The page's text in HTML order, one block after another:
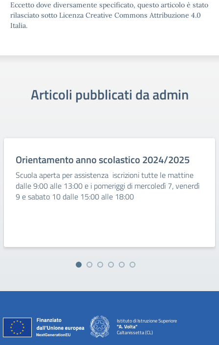
Eccetto dove diversamente specificato, questo articolo è stato
rilasciato sotto Licenza Creative Commons Attribuzione 4.0
Italia.
Articoli pubblicati da admin
Orientamento anno scolastico 2024/2025
Scuola aperta per assistenza iscrizioni tutte le mattine
dalle 9:00 alle 13:00 e i pomeriggi di mercoledì 7, venerdì
9 e sabato 10 dalle 15:00 alle 18:00
Istituto di Istruzione Superiore
"A. Volta"
Caltanissetta (CL)